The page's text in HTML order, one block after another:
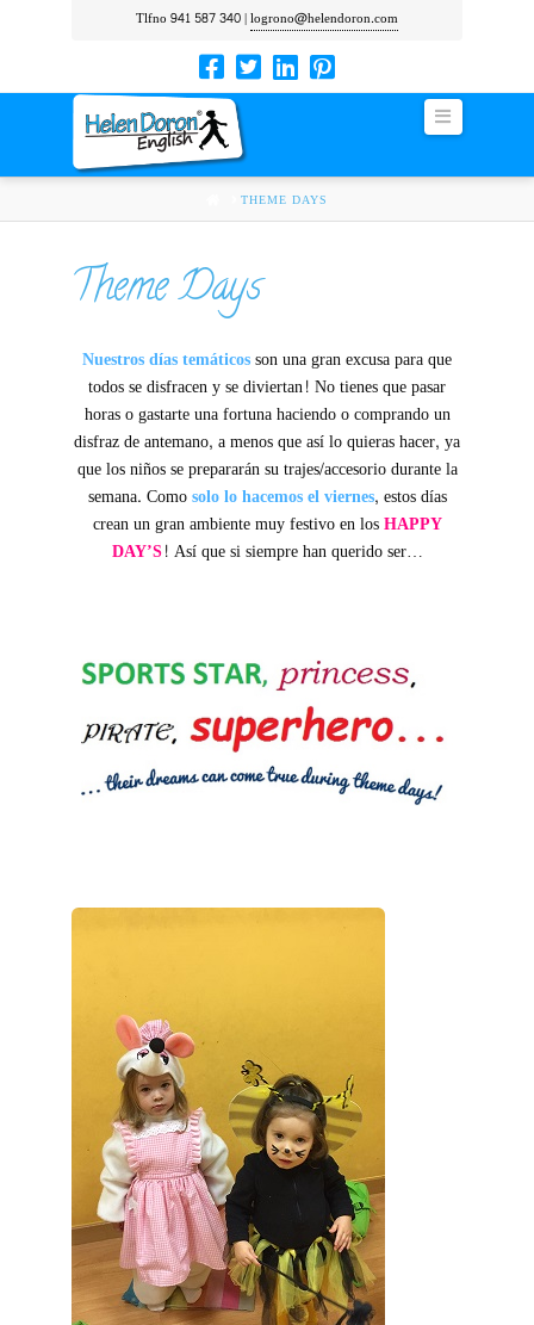
Tlfno 941 587 340 |logrono@helendoron.com
Navigation
HOME
THEME DAYS
Theme Days
Nuestros días temáticosson una gran excusa para que
todos se disfracen y se diviertan! No tienes que pasar
horas o gastarte una fortuna haciendo o comprando un
disfraz de antemano, a menos que así lo quieras hacer, ya
que los niños se prepararán su trajes/accesorio durante la
semana. Comosolo lo hacemos el viernes, estos días
crean un gran ambiente muy festivo en losHAPPY
DAY’S! Así que si siempre han querido ser…